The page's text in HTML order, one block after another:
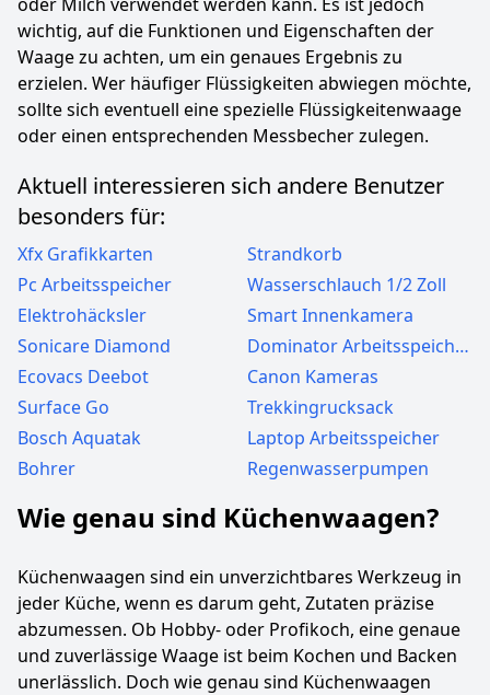
wichtig, auf die Funktionen und Eigenschaften der
Waage zu achten, um ein genaues Ergebnis zu
erzielen. Wer häufiger Flüssigkeiten abwiegen möchte,
sollte sich eventuell eine spezielle Flüssigkeitenwaage
oder einen entsprechenden Messbecher zulegen.
Aktuell interessieren sich andere Benutzer
besonders für:
Xfx Grafikkarten
Strandkorb
Pc Arbeitsspeicher
Wasserschlauch 1/2 Zoll
Elektrohäcksler
Smart Innenkamera
Sonicare Diamond
Dominator Arbeitsspeicher
Ecovacs Deebot
Canon Kameras
Surface Go
Trekkingrucksack
Bosch Aquatak
Laptop Arbeitsspeicher
Bohrer
Regenwasserpumpen
Wie genau sind Küchenwaagen?
Küchenwaagen sind ein unverzichtbares Werkzeug in
jeder Küche, wenn es darum geht, Zutaten präzise
abzumessen. Ob Hobby- oder Profikoch, eine genaue
und zuverlässige Waage ist beim Kochen und Backen
unerlässlich. Doch wie genau sind Küchenwaagen